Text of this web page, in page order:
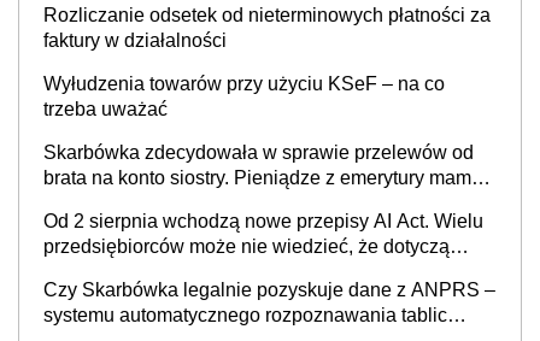
Rozliczanie odsetek od nieterminowych płatności za
faktury w działalności
Wyłudzenia towarów przy użyciu KSeF – na co
trzeba uważać
Skarbówka zdecydowała w sprawie przelewów od
brata na konto siostry. Pieniądze z emerytury mamy
będzie
Od 2 sierpnia wchodzą nowe przepisy AI Act. Wielu
przedsiębiorców może nie wiedzieć, że dotyczą
Czy Skarbówka legalnie pozyskuje dane z ANPRS –
systemu automatycznego rozpoznawania tablic